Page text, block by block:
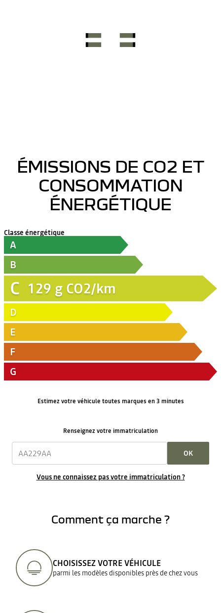
ÉMISSIONS DE CO2 ET
CONSOMMATION
ÉNERGÉTIQUE
Classe énergétique
A
B
C 129 g CO2/km
D
E
F
G
Estimez votre véhicule toutes marques en 3 minutes
Renseignez votre immatriculation
OK
Vous ne connaissez pas votre immatriculation ?
Comment ça marche ?
CHOISISSEZ VOTRE VÉHICULE
parmi les modèles disponibles près de chez vous